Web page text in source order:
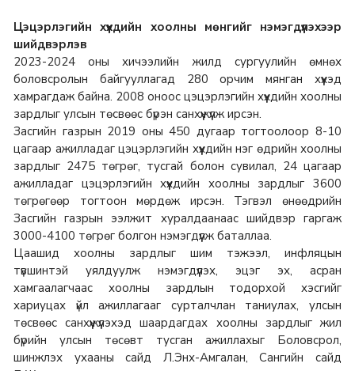
Цэцэрлэгийн хүүхдийн хоолны мөнгийг нэмэгдүүлэхээр
шийдвэрлэв
2023-2024 оны хичээлийн жилд сургуулийн өмнөх
боловсролын байгууллагад 280 орчим мянган хүүхэд
хамрагдаж байна. 2008 оноос цэцэрлэгийн хүүхдийн хоолны
зардлыг улсын төсвөөс бүрэн санхүүжүүлж ирсэн.
Засгийн газрын 2019 оны 450 дугаар тогтоолоор 8-10
цагаар ажилладаг цэцэрлэгийн хүүхдийн нэг өдрийн хоолны
зардлыг 2475 төгрөг, тусгай болон сувилал, 24 цагаар
ажилладаг цэцэрлэгийн хүүхдийн хоолны зардлыг 3600
төгрөгөөр тогтоон мөрдөж ирсэн. Тэгвэл өнөөдрийн
Засгийн газрын ээлжит хуралдаанаас шийдвэр гаргаж
3000-4100 төгрөг болгон нэмэгдүүлж баталлаа.
Цаашид хоолны зардлыг шим тэжээл, инфляцын
түвшинтэй уялдуулж нэмэгдүүлэх, эцэг эх, асран
хамгаалагчаас хоолны зардлын тодорхой хэсгийг
хариуцах үйл ажиллагааг сурталчлан таниулах, улсын
төсвөөс санхүүжүүлэхэд шаардагдах хоолны зардлыг жил
бүрийн улсын төсөвт тусган ажиллахыг Боловсрол,
шинжлэх ухааны сайд Л.Энх-Амгалан, Сангийн сайд